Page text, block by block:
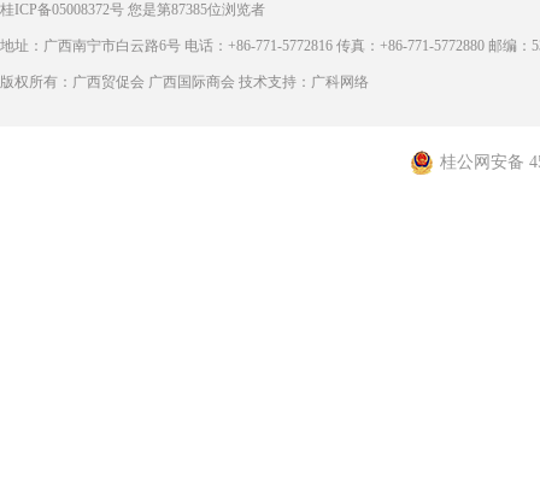
桂ICP备05008372号 您是第87385位浏览者
地址：广西南宁市白云路6号 电话：+86-771-5772816 传真：+86-771-5772880 邮编：
版权所有：广西贸促会 广西国际商会 技术支持：广科网络
桂公网安备